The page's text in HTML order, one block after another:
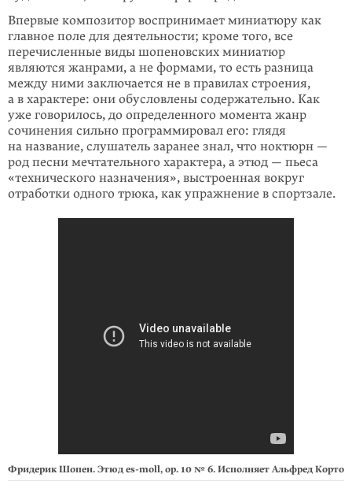
Впервые композитор воспринимает миниатюру как
главное поле для деятель­ности; кроме того, все
перечисленные виды шопеновских миниатюр
являются жанрами, а не формами, то есть разница
между ними заключается не в прави­лах строения,
а в характере: они обусловлены содержательно. Как
уже говори­лось, до определенного момента жанр
сочинения сильно программировал его: глядя
на название, слушатель заранее знал, что ноктюрн —
род песни мечтательного характера, а этюд — пьеса
«технического назначения», выстроенная вокруг
отработки одного трюка, как упражнение в спортзале.
Фридерик Шопен. Этюд es-moll, op. 10 № 6. Исполняет Альфред Корто